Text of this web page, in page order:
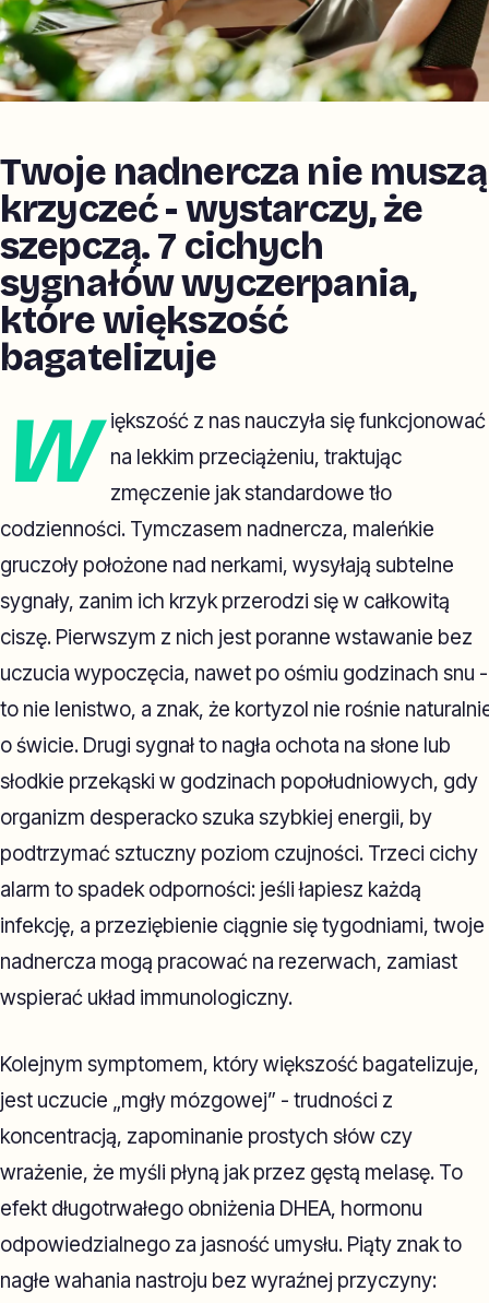
Twoje nadnercza nie muszą
krzyczeć - wystarczy, że
szepczą. 7 cichych
sygnałów wyczerpania,
które większość
bagatelizuje
W
iększość z nas nauczyła się funkcjonować
na lekkim przeciążeniu, traktując
zmęczenie jak standardowe tło
codzienności. Tymczasem nadnercza, maleńkie
gruczoły położone nad nerkami, wysyłają subtelne
sygnały, zanim ich krzyk przerodzi się w całkowitą
ciszę. Pierwszym z nich jest poranne wstawanie bez
uczucia wypoczęcia, nawet po ośmiu godzinach snu -
to nie lenistwo, a znak, że kortyzol nie rośnie
o świcie. Drugi sygnał to nagła ochota na słone lub
słodkie przekąski w godzinach popołudniowych, gdy
organizm desperacko szuka szybkiej energii, by
podtrzymać sztuczny poziom czujności. Trzeci cichy
alarm to spadek odporności: jeśli łapiesz każdą
infekcję, a przeziębienie ciągnie się tygodniami, twoje
nadnercza mogą pracować na rezerwach, zamiast
wspierać układ immunologiczny.
Kolejnym symptomem, który większość bagatelizuje,
jest uczucie „mgły mózgowej” - trudności z
koncentracją, zapominanie prostych słów czy
wrażenie, że myśli płyną jak przez gęstą melasę. To
efekt długotrwałego obniżenia DHEA, hormonu
odpowiedzialnego za jasność umysłu. Piąty znak to
nagłe wahania nastroju bez wyraźnej przyczyny: